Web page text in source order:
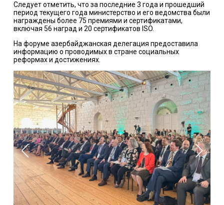
Следует отметить, что за последние 3 года и прошедший
период текущего года министерство и его ведомства были
награждены более 75 премиями и сертификатами,
включая 56 наград и 20 сертификатов ISO.
На форуме азербайджанская делегация предоставила
информацию о проводимых в стране социальных
реформах и достижениях.